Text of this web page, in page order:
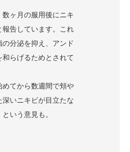
数ヶ月の服用後にニキ
報告しています。これ
の分泌を抑え、アンド
和らげるためとされて
めてから数週間で頬や
いニキビが目立たな
いう意見も。